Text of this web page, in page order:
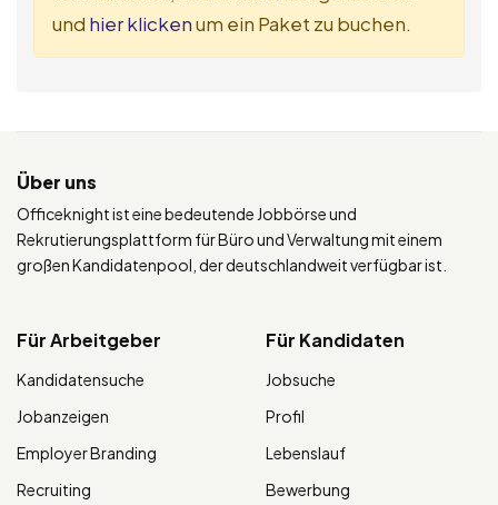
und hier klickenum ein Paket zu buchen.
Über uns
Officeknight ist eine bedeutende Jobbörse und
Rekrutierungsplattform für Büro und Verwaltung mit einem
großen Kandidatenpool, der deutschlandweit verfügbar ist.
Für Arbeitgeber
Kandidatensuche
Jobanzeigen
Employer Branding
Recruiting
Für Kandidaten
Jobsuche
Profil
Lebenslauf
Bewerbung